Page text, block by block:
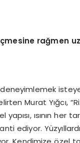
rağmen
Murat Yığcı,
yapısı, ısının
ediyor.